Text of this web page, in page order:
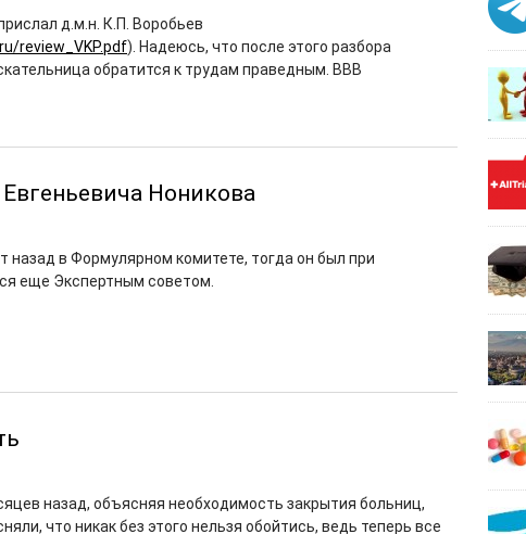
д.м.н. К.П. Воробьев
review_VKP.pdf). Надеюсь, что после этого разбора
обратится к трудам праведным. ВВВ
Ноникова
назад в Формулярном комитете, тогда он был при
еще Экспертным советом.
назад, объясняя необходимость закрытия больниц,
что никак без этого нельзя обойтись, ведь теперь все